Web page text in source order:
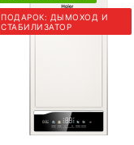
ПОДАРОК: ДЫМОХОД И
СТАБИЛИЗАТОР